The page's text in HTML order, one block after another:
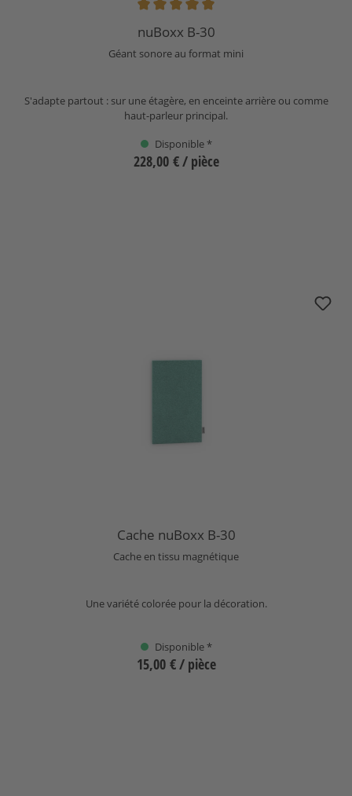
Note moyenne de 5 sur 5 étoiles
nuBoxx B-30
Géant sonore au format mini
S'adapte partout : sur une étagère, en enceinte arrière ou comme
haut-parleur principal.
Disponible *
228,00 €/ pièce
Cache nuBoxx B-30
Cache en tissu magnétique
Une variété colorée pour la décoration.
Disponible *
15,00 €/ pièce